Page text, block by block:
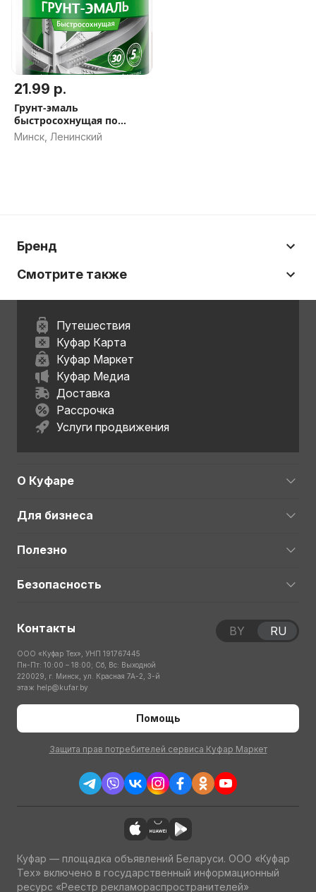
21.99 р.
Грунт-эмаль
быстросохнущая по
ржавчине Dekor Sprint 3 в
Минск, Ленинский
Бренд
Смотрите также
Путешествия
Куфар Карта
Куфар Маркет
Куфар Медиа
Доставка
Рассрочка
Услуги продвижения
О Куфаре
Для бизнеса
Полезно
Безопасность
Контакты
ООО «Куфар Тех», УНП 191767445
Пн-Пт: 10:00 – 18:00; Сб, Вс: Выходной
220029, г. Минск, ул. Красная 7А-2, 3-й
этаж help@kufar.by
Помощь
Защита прав потребителей сервиса Куфар Маркет
BY RU
Куфар — площадка объявлений Беларуси. ООО «Куфар
Тех» включено в государственный информационный
ресурс «Реестр рекламораспространителей»